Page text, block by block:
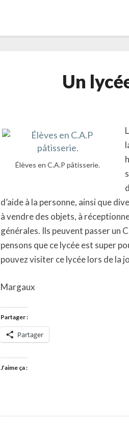
Un
Élèves en C.A.P pâtisserie.
d’aide à la personne, ainsi que
à vendre des objets, à
générales. Ils peuvent passer un
pensons que ce lycée est super
pouvez visiter ce lycée lors de la
Margaux
Partager :
Partager
J’aime ça :